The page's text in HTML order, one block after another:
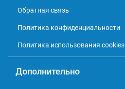
Обратная связь
Политика конфиденциальности
Политика использования cookies
Дополнительно